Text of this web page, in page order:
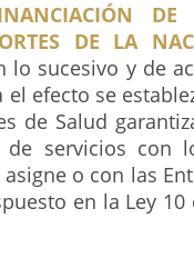
DE
DE LA
lo sucesivo y de
efecto se
de Salud
servicios con
o con las
en la Ley 10